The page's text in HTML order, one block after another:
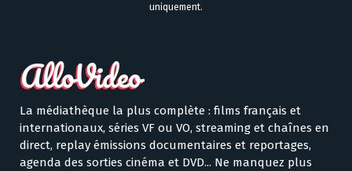
uniquement.
La médiathèque la plus complète : films français et
internationaux, séries VF ou VO, streaming et chaînes en
direct, replay émissions documentaires et reportages,
agenda des sorties cinéma et DVD... Ne manquez plus